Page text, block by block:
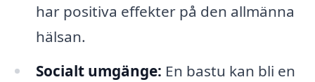
har positiva effekter på den allmänna
hälsan.
Socialt umgänge: En bastu kan bli en